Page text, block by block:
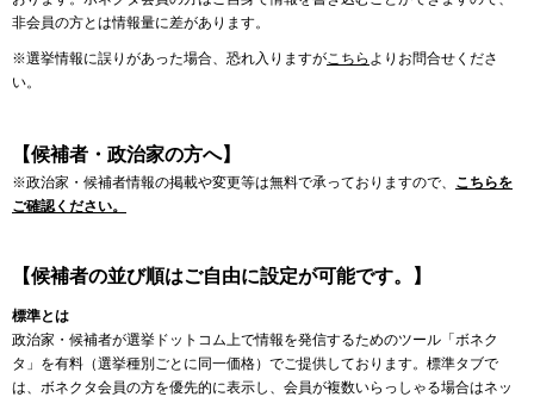
非会員の方とは情報量に差があります。
※選挙情報に誤りがあった場合、恐れ入りますがこちら よりお問合せくださ
い。
【候補者・政治家の方へ】
※政治家・候補者情報の掲載や変更等は無料で承っておりますので、 こちらを
ご確認ください。
【候補者の並び順はご自由に設定が可能です。】
標準とは
政治家・候補者が選挙ドットコム上で情報を発信するためのツール「ボネク
タ」を有料（選挙種別ごとに同一価格）でご提供しております。標準タブで
は、ボネクタ会員の方を優先的に表示し、会員が複数いらっしゃる場合はネッ